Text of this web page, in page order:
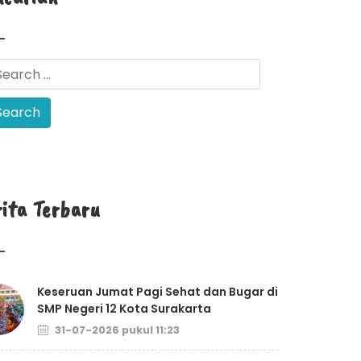
Terbaru
Keseruan Jumat Pagi Sehat dan Bugar di
SMP Negeri 12 Kota Surakarta
31-07-2026 pukul 11:23